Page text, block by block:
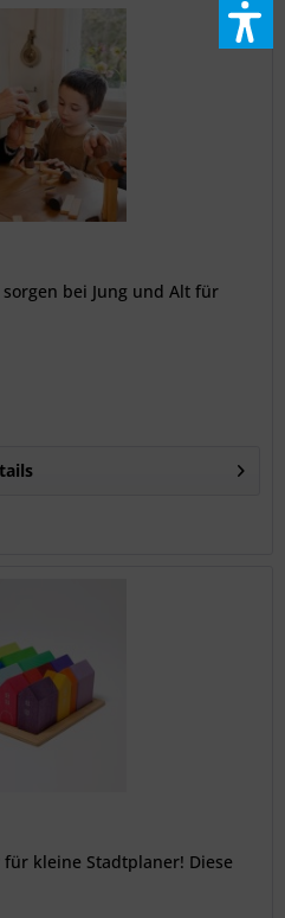
bei Jung und Alt für
für kleine Stadtplaner! Diese